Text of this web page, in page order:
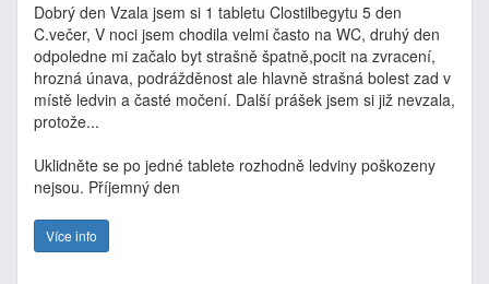
Dobrý den Vzala jsem si 1 tabletu Clostilbegytu 5 den
C.večer, V noci jsem chodila velmi často na WC, druhý den
odpoledne mi začalo byt strašně špatně,pocit na zvracení,
hrozná únava, podrážděnost ale hlavně strašná bolest zad v
místě ledvin a časté močení. Další prášek jsem si již nevzala,
protože...
Uklidněte se po jedné tablete rozhodně ledviny poškozeny
nejsou. Příjemný den
Více info